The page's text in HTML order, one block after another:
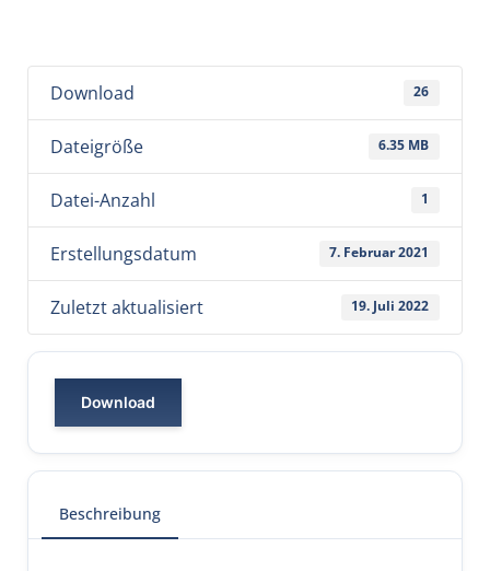
Download 26
Dateigröße 6.35 MB
Datei-Anzahl 1
Erstellungsdatum 7. Februar 2021
Zuletzt aktualisiert 19. Juli 2022
Download
Beschreibung